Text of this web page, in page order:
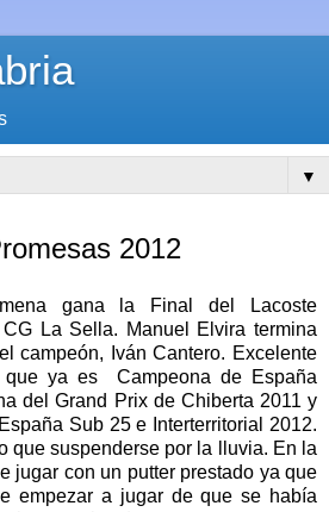
▼
2012
gana la Final del Lacoste
La Sella. Manuel Elvira termina
campeón, Iván Cantero. Excelente
ya es Campeona de España
del Grand Prix de Chiberta 2011 y
Sub 25 e Interterritorial 2012.
que suspenderse por la lluvia. En la
jugar con un putter prestado ya que
empezar a jugar de que se había